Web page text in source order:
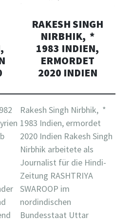
RAKESH SINGH
NIRBHIK, *
1983 INDIEN,
ERMORDET
2020 INDIEN
Rakesh Singh Nirbhik, *
1983 Indien, ermordet
2020 Indien Rakesh Singh
Nirbhik arbeitete als
Journalist für die Hindi-
Zeitung RASHTRIYA
SWAROOP im
nordindischen
Bundesstaat Uttar